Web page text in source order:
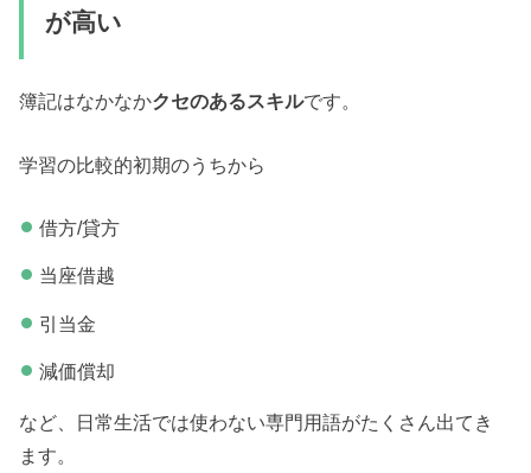
が高い
簿記はなかなかクセのあるスキルです。
学習の比較的初期のうちから
借方/貸方
当座借越
引当金
減価償却
など、日常生活では使わない専門用語がたくさん出てき
ます。